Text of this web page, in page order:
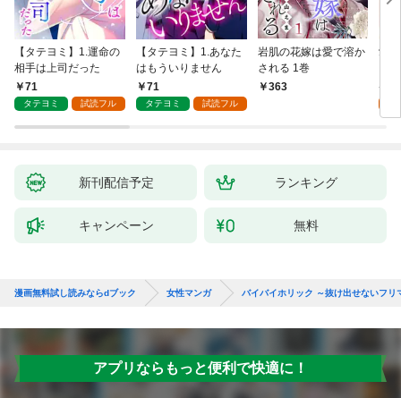
【タテヨミ】1.運命の
相手は上司だった
71
タテヨミ 試読フル
【タテヨミ】1.あなた
はもういりません
71
タテヨミ 試読フル
岩肌の花嫁は愛で溶か
される 1巻
363
愛
新刊配信予定 ランキング
キャンペーン 無料
漫画無料試し読みならdブック 女性マンガ バイバイホリック ～抜け出せないフリ
アプリならもっと便利で快適に！